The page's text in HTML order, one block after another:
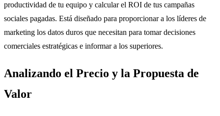
productividad de tu equipo y calcular el ROI de tus campañas
sociales pagadas. Está diseñado para proporcionar a los líderes de
marketing los datos duros que necesitan para tomar decisiones
comerciales estratégicas e informar a los superiores.
Analizando el Precio y la Propuesta de
Valor